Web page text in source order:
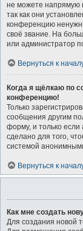
не можете напрямую
так как они
конференцию
своё звание. На
или администратор
Вернуться к
Когда я щёлкаю по
конференцию!
Только
сообщения другим
форму, и только
сделано для того,
системой
Вернуться к
Как мне создать
Для создания новой